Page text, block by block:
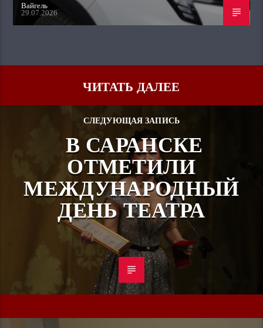
Вайгель
29.07.2026
ЧИТАТЬ ДАЛЕЕ
СЛЕДУЮЩАЯ ЗАПИСЬ
В САРАНСКЕ
ОТМЕТИЛИ
МЕЖДУНАРОДНЫЙ
ДЕНЬ ТЕАТРА